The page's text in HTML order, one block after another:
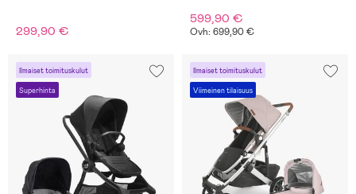
299,90 €
599,90 €
Ovh: 699,90 €
Ilmaiset toimituskulut
Superhinta
Ilmaiset toimituskulut
Viimeinen tilaisuus